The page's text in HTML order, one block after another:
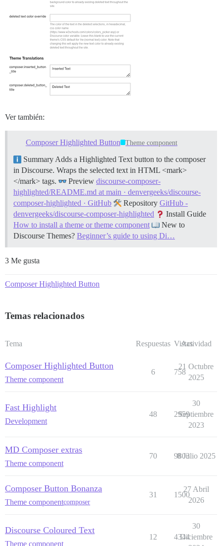
Ver también:
Composer Highlighted Button Theme component
Summary Adds a Highlighted Text button to the composer
in Discourse. Wraps the selected text in HTML <mark>
</mark> tags.
Preview discourse-composer-
highlighted/README.md at main · denvergeeks/discourse-
composer-highlighted · GitHub
Repository GitHub -
denvergeeks/discourse-composer-highlighted
Install Guide
How to install a theme or theme component
New to
Discourse Themes? Beginner’s guide to using Di…
3 Me gusta
Composer Highlighted Button
Temas relacionados
Tema Respuestas Vistas
Actividad
Composer Highlighted Button
Theme component
6 758
21 Octubre
2025
Fast Highlight
Development
48 2959
30
Septiembre
2023
MD Composer extras
Theme component
70 9803
8 Julio 2025
Composer Button Bonanza
Theme componentcomposer
31 1500
27 Abril
2026
Discourse Coloured Text
Theme component
12 4344
30
Diciembre